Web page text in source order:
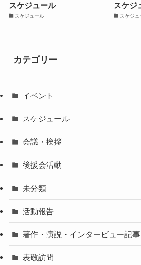
スケジュール
スケジュール
スケジ
スケジュ
カテゴリー
イベント
スケジュール
会議・挨拶
後援会活動
未分類
活動報告
著作・演説・インタービュー記事
表敬訪問